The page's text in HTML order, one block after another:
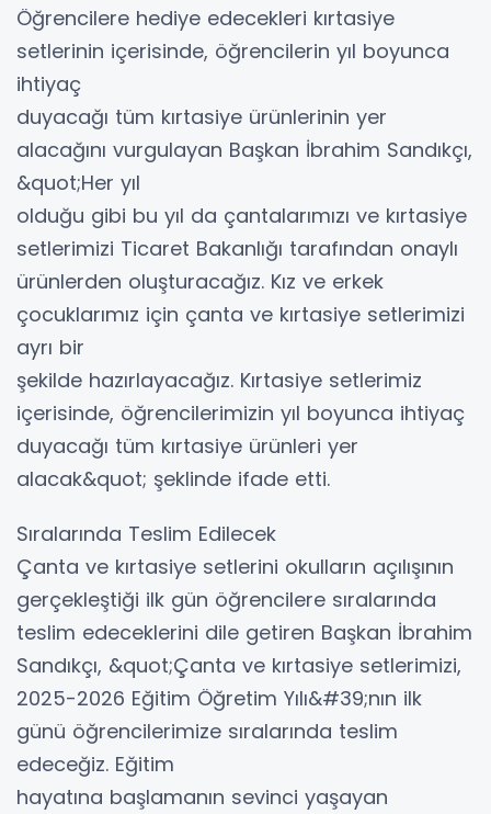
Öğrencilere hediye edecekleri kırtasiye
setlerinin içerisinde, öğrencilerin yıl boyunca
ihtiyaç
duyacağı tüm kırtasiye ürünlerinin yer
alacağını vurgulayan Başkan İbrahim Sandıkçı,
&quot;Her yıl
olduğu gibi bu yıl da çantalarımızı ve kırtasiye
setlerimizi Ticaret Bakanlığı tarafından onaylı
ürünlerden oluşturacağız. Kız ve erkek
çocuklarımız için çanta ve kırtasiye setlerimizi
ayrı bir
şekilde hazırlayacağız. Kırtasiye setlerimiz
içerisinde, öğrencilerimizin yıl boyunca ihtiyaç
duyacağı tüm kırtasiye ürünleri yer
alacak&quot; şeklinde ifade etti.
Sıralarında Teslim Edilecek
Çanta ve kırtasiye setlerini okulların açılışının
gerçekleştiği ilk gün öğrencilere sıralarında
teslim edeceklerini dile getiren Başkan İbrahim
Sandıkçı, &quot;Çanta ve kırtasiye setlerimizi,
2025-2026 Eğitim Öğretim Yılı&#39;nın ilk
günü öğrencilerimize sıralarında teslim
edeceğiz. Eğitim
hayatına başlamanın sevinci yaşayan